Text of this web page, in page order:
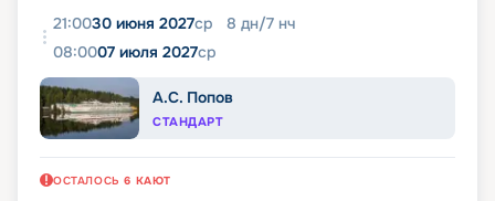
21:0030 июня 2027ср 8 дн/7 нч
08:0007 июля 2027ср
А.С. Попов
СТАНДАРТ
ОСТАЛОСЬ 6 КАЮТ